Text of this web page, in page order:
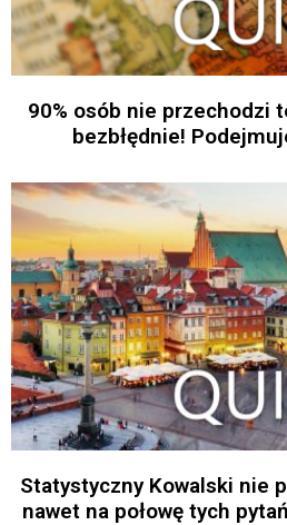
90% osób nie przechodzi
bezbłędnie!
Statystyczny Kowalski nie
nawet na połowę tych